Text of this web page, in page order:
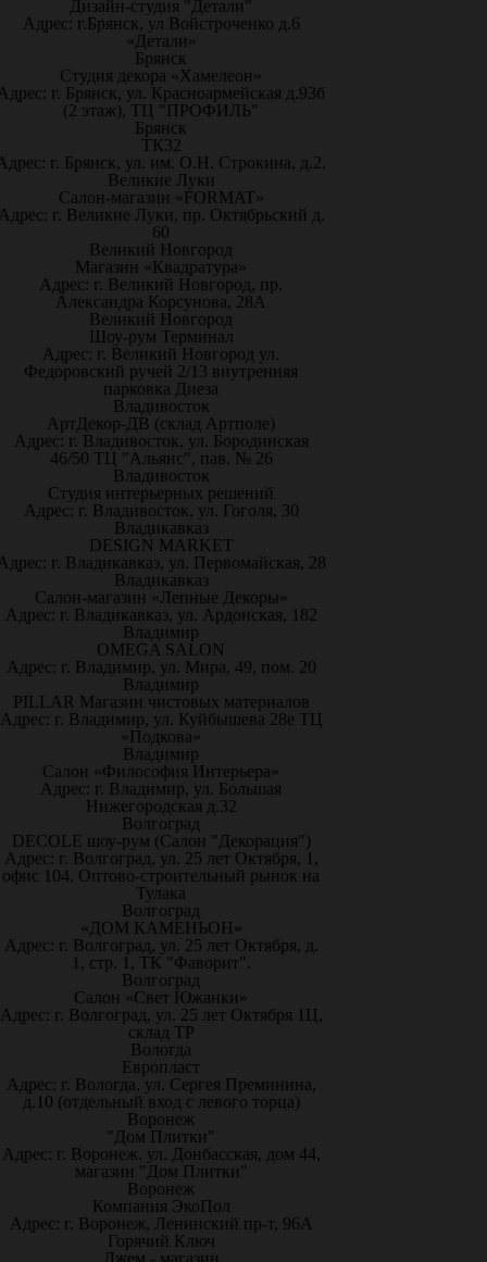
Дизайн-студия "Детали"
Адрес: г.Брянск, ул Войстроченко д.6
«Детали»
Брянск
Студия декора «Хамелеон»
г. Брянск, ул. Красноармейская д.93б
(2 этаж), ТЦ "ПРОФИЛЬ"
Брянск
ТК32
г. Брянск, ул. им. О.Н. Строкина, д.2.
Великие Луки
Салон-магазин «FORMAT»
г. Великие Луки, пр. Октябрьский д.
60
Великий Новгород
Магазин «Квадратура»
Адрес: г. Великий Новгород, пр.
Александра Корсунова, 28А
Великий Новгород
Шоу-рум Терминал
Адрес: г. Великий Новгород ул.
Федоровский ручей 2/13 внутренняя
парковка Диеза
Владивосток
АртДекор-ДВ (склад Артполе)
Адрес: г. Владивосток, ул. Бородинская
46/50 ТЦ "Альянс", пав. № 26
Владивосток
Студия интерьерных решений
Адрес: г. Владивосток, ул. Гоголя, 30
Владикавказ
DESIGN MARKET
г. Владикавказ, ул. Первомайская, 28
Владикавказ
Салон-магазин «Лепные Декоры»
Адрес: г. Владикавказ, ул. Ардонская, 182
Владимир
OMEGA SALON
Адрес: г. Владимир, ул. Мира, 49, пом. 20
Владимир
PILLAR Магазин чистовых материалов
Адрес: г. Владимир, ул. Куйбышева 28е ТЦ
«Подкова»
Владимир
Салон «Философия Интерьера»
Адрес: г. Владимир, ул. Большая
Нижегородская д.32
Волгоград
DECOLE шоу-рум (Салон "Декорация")
Адрес: г. Волгоград, ул. 25 лет Октября, 1,
офис 104. Оптово-строительный рынок на
Тулака
Волгоград
«ДОМ КАМЕНЬОН»
Адрес: г. Волгоград, ул. 25 лет Октября, д.
1, стр. 1, ТК "Фаворит".
Волгоград
Салон «Свет Южанки»
Адрес: г. Волгоград, ул. 25 лет Октября 1Ц,
склад ТР
Вологда
Европласт
Адрес: г. Вологда, ул. Сергея Преминина,
д.10 (отдельный вход с левого торца)
Воронеж
"Дом Плитки"
Адрес: г. Воронеж. ул. Донбасская, дом 44,
магазин "Дом Плитки"
Воронеж
Компания ЭкоПол
Адрес: г. Воронеж, Ленинский пр-т, 96А
Горячий Ключ
Джем - магазин